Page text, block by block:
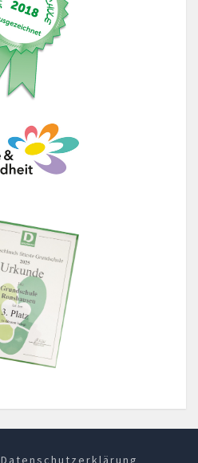
Datenschutzerklärung